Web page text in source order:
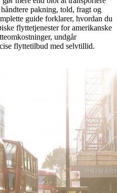
pakning, told, fragt og
guide forklarer, hvordan du
flyttetjenester for amerikanske
undgår
flyttetilbud med selvtillid.